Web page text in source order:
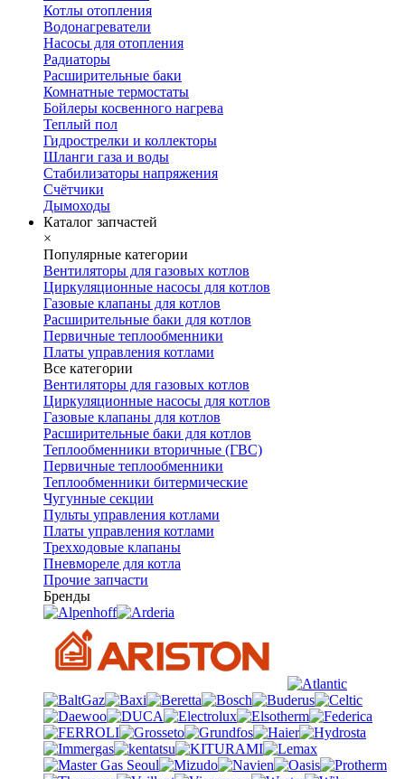
Котлы отопления
Водонагреватели
Насосы для отопления
Радиаторы
Расширительные баки
Комнатные термостаты
Бойлеры косвенного нагрева
Теплый пол
Гидрострелки и коллекторы
Шланги газа и воды
Стабилизаторы напряжения
Счётчики
Дымоходы
Каталог запчастей
×
Популярные категории
Вентиляторы для газовых котлов
Циркуляционные насосы для котлов
Газовые клапаны для котлов
Расширительные баки для котлов
Первичные теплообменники
Платы управления котлами
Все категории
Вентиляторы для газовых котлов
Циркуляционные насосы для котлов
Газовые клапаны для котлов
Расширительные баки для котлов
Теплообменники вторичные (ГВС)
Первичные теплообменники
Теплообменники битермические
Чугунные секции
Пульты управления котлами
Платы управления котлами
Трехходовые клапаны
Пневмореле для котла
Прочие запчасти
Бренды